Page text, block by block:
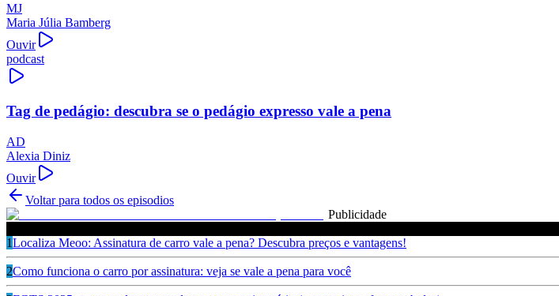
MJ
Maria Júlia Bamberg
Ouvir
podcast
Tag de pedágio: descubra se o pedágio expresso vale a pena
AD
Alexia Diniz
Ouvir
Voltar para todos os episodios
Publicidade
1Localiza Meoo: Assinatura de carro vale a pena? Descubra preços e vantagens!
2Como funciona o carro por assinatura: veja se vale a pena para você